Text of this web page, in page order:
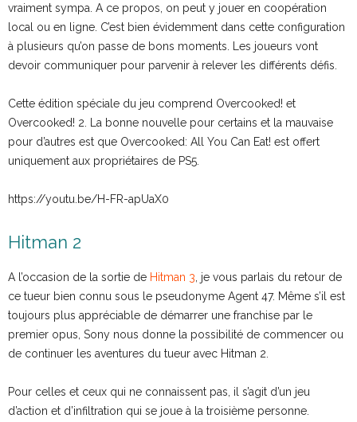
vraiment sympa. A ce propos, on peut y jouer en coopération
local ou en ligne. C’est bien évidemment dans cette configuration
à plusieurs qu’on passe de bons moments. Les joueurs vont
devoir communiquer pour parvenir à relever les différents défis.
Cette édition spéciale du jeu comprend Overcooked! et
Overcooked! 2. La bonne nouvelle pour certains et la mauvaise
pour d’autres est que Overcooked: All You Can Eat! est offert
uniquement aux propriétaires de PS5.
https://youtu.be/H-FR-apUaX0
Hitman 2
A l’occasion de la sortie de Hitman 3 , je vous parlais du retour de
ce tueur bien connu sous le pseudonyme Agent 47. Même s’il est
toujours plus appréciable de démarrer une franchise par le
premier opus, Sony nous donne la possibilité de commencer ou
de continuer les aventures du tueur avec Hitman 2.
Pour celles et ceux qui ne connaissent pas, il s’agit d’un jeu
d’action et d’infiltration qui se joue à la troisième personne.